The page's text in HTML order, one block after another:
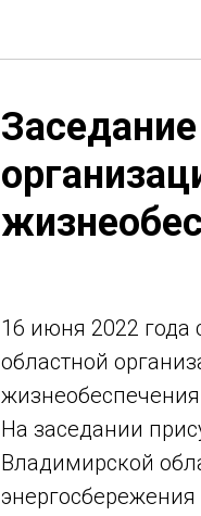
16 июня 2022 года
областной
На заседании
Владимирской